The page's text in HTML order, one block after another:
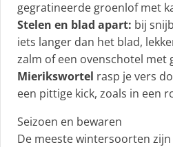
gegratineerde groenlof met
Stelen en blad apart: bij
iets langer dan het blad,
zalm of een ovenschotel met
Mierikswortel rasp je vers
een pittige kick, zoals in een
Seizoen en bewaren
De meeste wintersoorten